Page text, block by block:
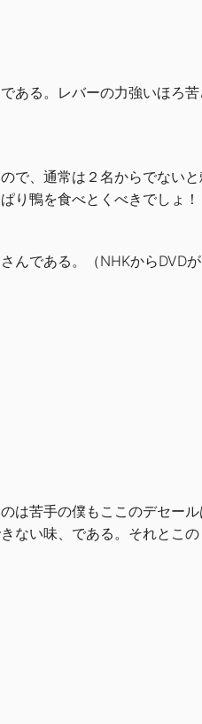
ある。レバーの力強いほろ
で、通常は２名からでない
り鴨を食べとくべきでしょ！
んである。（NHKからDVDが
は苦手の僕もここのデセー
ない味、である。それとこの